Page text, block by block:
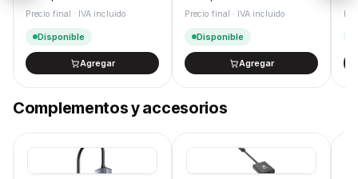
Precio final · IVA incluido
Disponible
Agregar
Precio final · IVA incluido
Disponible
Agregar
Complementos y accesorios